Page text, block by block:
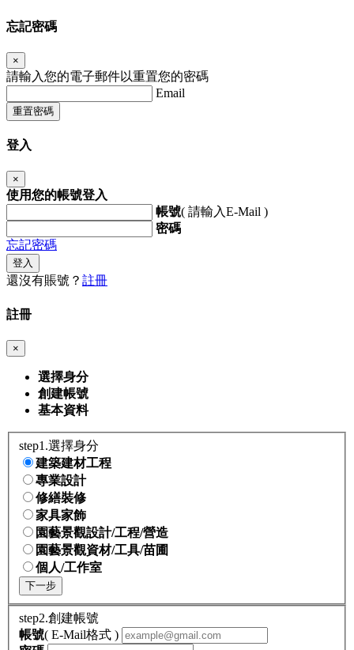
忘記密碼
×
請輸入您的電子郵件以重置您的密碼
Email
重置密碼
登入
×
使用您的帳號登入
帳號( 請輸入E-Mail )
密碼
忘記密碼
登入
還沒有賬號？ 註冊
註冊
×
選擇身分
創建帳號
基本資料
step1.選擇身分
建築建材工程
專業設計
修繕裝修
家具家飾
園藝景觀設計/工程/營造
園藝景觀資材/工具/苗圃
個人/工作室
下一步
step2.創建帳號
帳號( E-Mail格式 )